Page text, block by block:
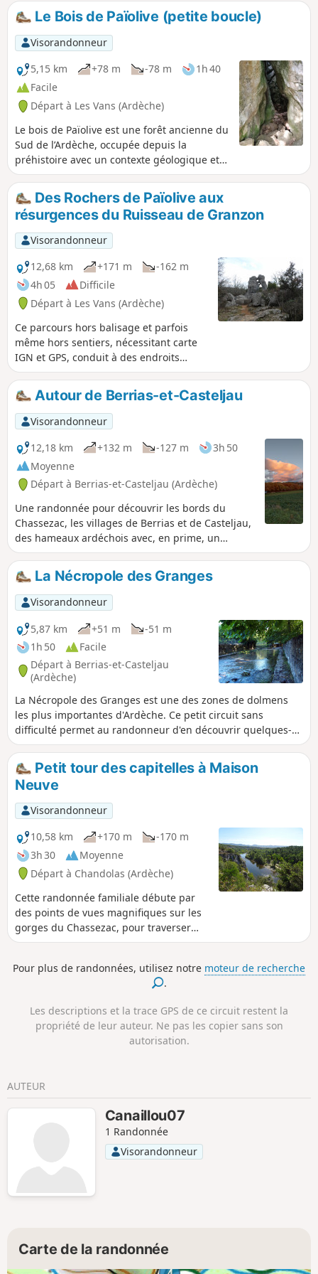
des paysages enchanteurs. L'utilisation
du GPS et de l'application Visorando
peut s'avérer nécessaire.
Le Bois de Païolive (petite boucle)
Visorandonneur
5,15 km
+78 m -78 m
1h 40
Facile
Départ à Les Vans (Ardèche)
Le bois de Païolive est une forêt ancienne du
Sud de l’Ardèche, occupée depuis la
préhistoire avec un contexte géologique et
une biodiversité remarquables. Il surplombe
les gorges du Chassezac. Dans un relief de
type karstique, on trouve de nombreux
rochers zoomorphes, une multitudes de
sentiers et points de vue, sans oublier de
nombreuses grottes. Une grande partie de
la balade est ombragée. Vraiment très
sympa.
Des Rochers de Païolive aux
résurgences du Ruisseau de Granzon
Visorandonneur
12,68 km
+171 m
-162 m
4h 05
Difficile
Départ à Les Vans (Ardèche)
Ce parcours hors balisage et parfois
même hors sentiers, nécessitant carte
IGN et GPS, conduit à des endroits
perdus et sauvages du Bois de Païolive
et de la partie haute Ruisseau du
Granzon.Autour de Berrias-et-Casteljau
Visorandonneur
12,18 km
+132 m -127 m
3h 50
Moyenne
Départ à Berrias-et-Casteljau (Ardèche)
Une randonnée pour découvrir les bords du
Chassezac, les villages de Berrias et de Casteljau,
des hameaux ardéchois avec, en prime, un
passage dans le Bois de Païolive et une vue sur
les Gorges du Chassezac. Au départ, lorsque l'on
longe le Chassezac et dans le Bois de Païolive, il y
a de très nombreux sentiers. Un GPS peut être
utile.
La Nécropole des Granges
Visorandonneur
5,87 km
+51 m
-51 m
1h 50
Facile
Départ à Berrias-et-Casteljau
(Ardèche)
La Nécropole des Granges est une des zones de dolmens
les plus importantes d'Ardèche. Ce petit circuit sans
difficulté permet au randonneur d'en découvrir quelques-
uns tout en prenant contact avec le paysage, la végétation,
les cours d'eau des replats calcaires de la basse Ardèche.
Petit tour des capitelles à Maison
Neuve
Visorandonneur
10,58 km
+170 m
-170 m
3h 30
Moyenne
Départ à Chandolas (Ardèche)
Cette randonnée familiale débute par
des points de vues magnifiques sur les
gorges du Chassezac, pour traverser
ensuite un chaos rocheux karstique
trouvera des capitelles, anciens abris en
pierre sèche. Le retour propose un
calcaires de l'Ardèche du Sud par une
petite route peu fréquentée hors saison
(les allergiques au goudron trouveront
Pour plus de randonnées, utilisez notre moteur de recherche
.
Les descriptions et la trace GPS de ce circuit restent la
propriété de leur auteur. Ne pas les copier sans son
autorisation.
AUTEUR
Canaillou07
1 Randonnée
Visorandonneur
Carte de la randonnée